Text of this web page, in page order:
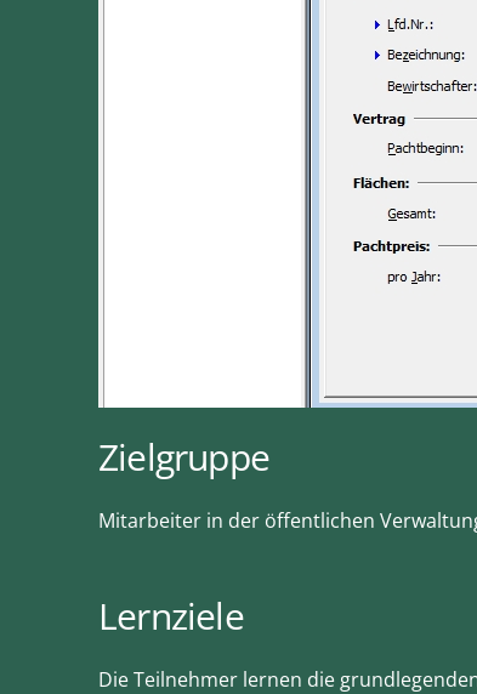
Zielgruppe
Mitarbeiter in der öffentlichen
Lernziele
Die Teilnehmer lernen die